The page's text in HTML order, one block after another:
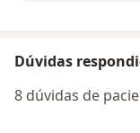
Dúvidas
8 dúvidas de